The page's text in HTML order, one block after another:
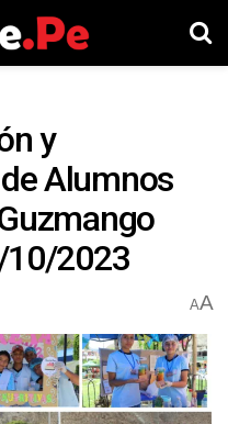
y
Alumnos
10/2023
AA